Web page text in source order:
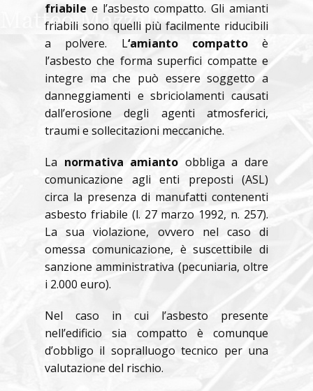
friabile e l’asbesto compatto. Gli amianti
friabili sono quelli più facilmente riducibili
a polvere. L‘amianto compattoè
l’asbesto che forma superfici compatte e
integre ma che può essere soggetto a
danneggiamenti e sbriciolamenti causati
dall’erosione degli agenti atmosferici,
traumi e sollecitazioni meccaniche.
La normativa amianto obbliga a dare
comunicazione agli enti preposti (ASL)
circa la presenza di manufatti contenenti
asbesto friabile (l. 27 marzo 1992, n. 257).
La sua violazione, ovvero nel caso di
omessa comunicazione, è suscettibile di
sanzione amministrativa (pecuniaria, oltre
i 2.000 euro).
Nel caso in cui l’asbesto presente
nell’edificio sia compatto è comunque
d’obbligo il sopralluogo tecnico per una
valutazione del rischio.